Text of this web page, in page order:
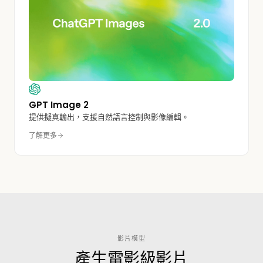
GPT Image 2
提供擬真輸出，支援自然語言控制與影像編輯。
了解更多
影片模型